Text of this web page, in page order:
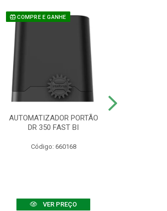
COMPRE E GANHE
AUTOMATIZADOR PORTÃO
DR 350 FAST BI
Código: 660168
VER PREÇO